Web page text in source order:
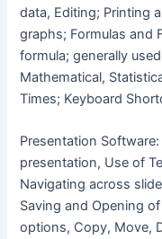
data, Editing; Printing
graphs; Formulas and
formula; generally
Mathematical,
Times; Keyboard
Presentation
presentation, Use of
Navigating across
Saving and Opening
options, Copy, Move,